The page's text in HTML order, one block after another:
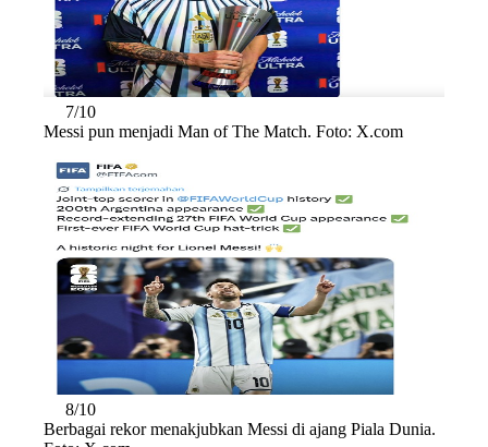
7/10
Messi pun menjadi Man of The Match. Foto: X.com
8/10
Berbagai rekor menakjubkan Messi di ajang Piala Dunia.